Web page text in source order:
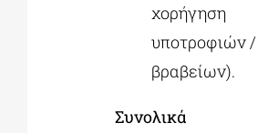
χορήγηση
υποτροφιών /
βραβείων).
Συνολικά